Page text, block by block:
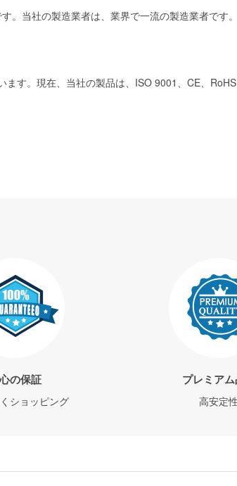
当社の製造業者は、業界で一流の製造業者です。
す。現在、当社の製品は、ISO 9001、CE、
の保証
ショッピング
プレミア
高安定性